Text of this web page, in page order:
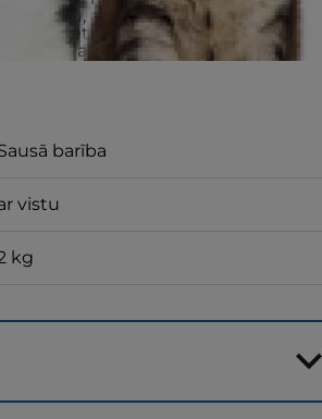
produktu, atgrieziet neizlietoto
vietā, lai saņemtu pilnu
vai apmainītu produktu.
barība
vistu
kg